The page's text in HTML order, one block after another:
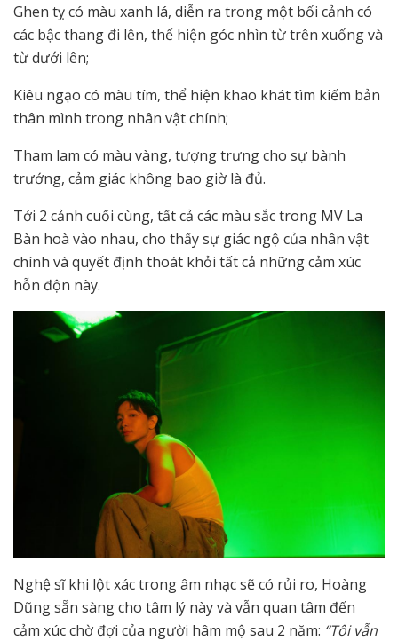
Ghen tỵ có màu xanh lá, diễn ra trong một bối cảnh có
các bậc thang đi lên, thể hiện góc nhìn từ trên xuống và
từ dưới lên;
Kiêu ngạo có màu tím, thể hiện khao khát tìm kiếm bản
thân mình trong nhân vật chính;
Tham lam có màu vàng, tượng trưng cho sự bành
trướng, cảm giác không bao giờ là đủ.
Tới 2 cảnh cuối cùng, tất cả các màu sắc trong MV La
Bàn hoà vào nhau, cho thấy sự giác ngộ của nhân vật
chính và quyết định thoát khỏi tất cả những cảm xúc
hỗn độn này.
Nghệ sĩ khi lột xác trong âm nhạc sẽ có rủi ro, Hoàng
Dũng sẵn sàng cho tâm lý này và vẫn quan tâm đến
cảm xúc chờ đợi của người hâm mộ sau 2 năm: “Tôi vẫn